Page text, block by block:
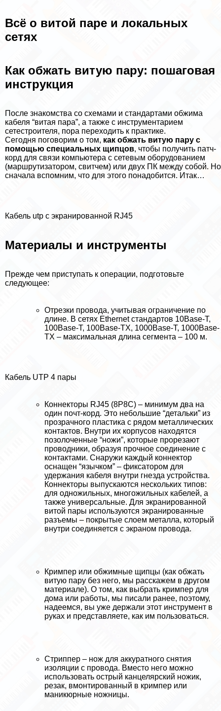
Всё о витой паре и локальных
сетях
Как обжать витую пару: пошаговая
инструкция
После знакомства со схемами и стандартами обжима
кабеля “витая пара”, а также с инструментарием
сетестроителя, пора переходить к пpaктике.
Сегодня поговорим о том, как обжать витую пару с
помощью специальных щипцов, чтобы получить патч-
корд для связи компьютера с сетевым оборудованием
(маршрутизатором, свитчем) или двух ПК между собой. Но
сначала вспомним, что для этого понадобится. Итак…
Кабель utp с экранированной RJ45
Материалы и инструменты
Прежде чем приступать к операции, подготовьте
следующее:
Отрезки провода, учитывая ограничение по
длине. В сетях Ethernet стандартов 10Base-Т,
100Base-Т, 100Base-ТХ, 1000Base-Т, 1000Base-
ТХ – максимальная длина сегмента – 100 м.
Кабель UTP 4 пары
Коннекторы RJ45 (8Р8С) – минимум два на
один почт-корд. Это небольшие “детальки” из
прозрачного пластика с рядом металлических
контактов. Внутри их корпусов находятся
позолоченные “ножи”, которые прорезают
проводники, образуя прочное соединение с
контактами. Снаружи каждый коннектор
оснащен “язычком” – фиксатором для
удержания кабеля внутри гнезда устройства.
Коннекторы выпускаются нескольких типов:
для одножильных, многожильных кабелей, а
также универсальные. Для экранированной
витой пары используются экранированные
разъемы – покрытые слоем металла, который
внутри соединяется с экраном провода.
Кримпер или обжимные щипцы (как обжать
витую пару без него, мы расскажем в другом
материале). О том, как выбрать кримпер для
дома или работы, мы писали ранее, поэтому,
надеемся, вы уже держали этот инструмент в
руках и представляете, как им пользоваться.
Стpиппep – нож для аккуратного снятия
изоляции с провода. Вместо него можно
использовать острый канцелярский ножик,
резак, вмонтированный в кримпер или
маникюрные ножницы.